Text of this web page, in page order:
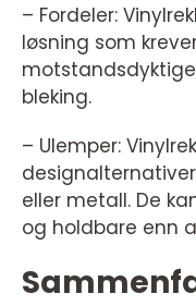
– Fordeler:
løsning som
bleking.
– Ulemper:
eller metall. De
og holdbare enn